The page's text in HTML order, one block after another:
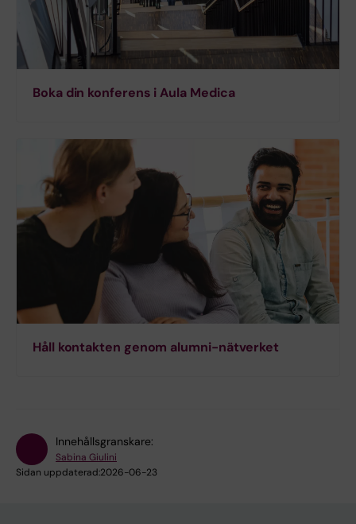
Boka din konferens i Aula Medica
Håll kontakten genom alumni-nätverket
Innehållsgranskare:
Sabina Giulini
Sidan uppdaterad:2026-06-23